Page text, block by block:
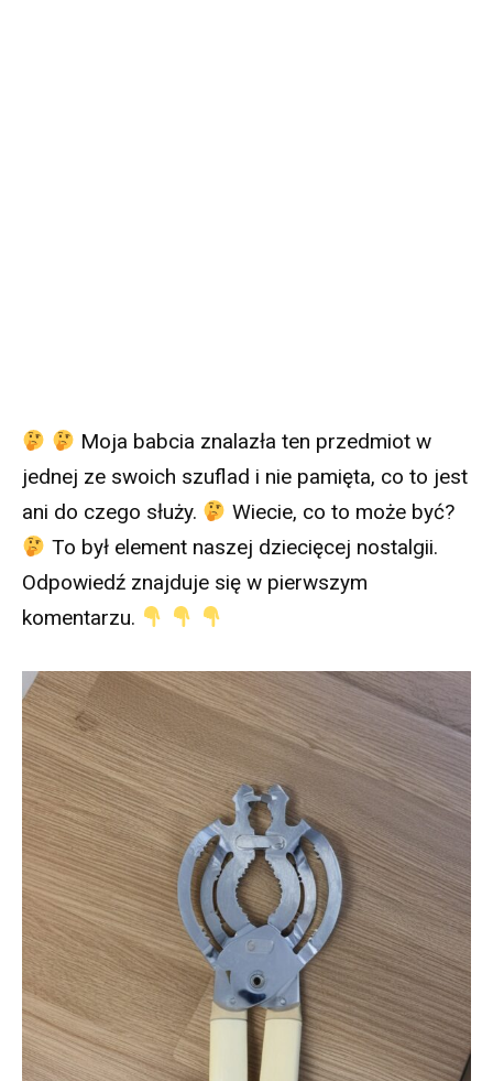
Moja babcia znalazła ten przedmiot w
jednej ze swoich szuflad i nie pamięta, co to jest
ani do czego służy.
Wiecie, co to może być?
To był element naszej dziecięcej nostalgii.
Odpowiedź znajduje się w pierwszym
komentarzu.